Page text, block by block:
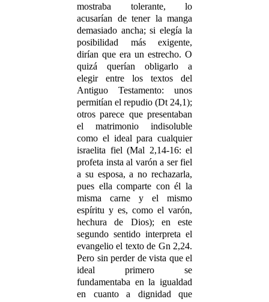
mostraba tolerante, lo
acusarían de tener la manga
demasiado ancha; si elegía la
posibilidad más exigente,
dirían que era un estrecho. O
quizá querían obligarlo a
elegir entre los textos del
Antiguo Testamento: unos
permitían el repudio (Dt 24,1);
otros parece que presentaban
el matrimonio indisoluble
como el ideal para cualquier
israelita fiel (Mal 2,14-16: el
profeta insta al varón a ser fiel
a su esposa, a no rechazarla,
pues ella comparte con él la
misma carne y el mismo
espíritu y es, como el varón,
hechura de Dios); en este
segundo sentido interpreta el
evangelio el texto de Gn 2,24.
Pero sin perder de vista que el
ideal primero se
fundamentaba en la igualdad
en cuanto a dignidad que